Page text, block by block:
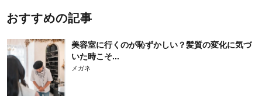
おすすめの記事
美容室に行くのが恥ずかしい？髪質の変化に気づ
いた時こそ...
メガネ